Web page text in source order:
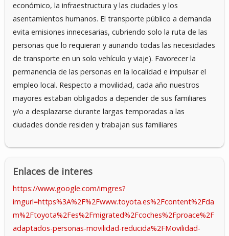
económico, la infraestructura y las ciudades y los
asentamientos humanos. El transporte público a demanda
evita emisiones innecesarias, cubriendo solo la ruta de las
personas que lo requieran y aunando todas las necesidades
de transporte en un solo vehículo y viaje). Favorecer la
permanencia de las personas en la localidad e impulsar el
empleo local. Respecto a movilidad, cada año nuestros
mayores estaban obligados a depender de sus familiares
y/o a desplazarse durante largas temporadas a las
ciudades donde residen y trabajan sus familiares
Enlaces de interes
https://www.google.com/imgres?
imgurl=https%3A%2F%2Fwww.toyota.es%2Fcontent%2Fda
m%2Ftoyota%2Fes%2Fmigrated%2Fcoches%2Fproace%2F
adaptados-personas-movilidad-reducida%2FMovilidad-